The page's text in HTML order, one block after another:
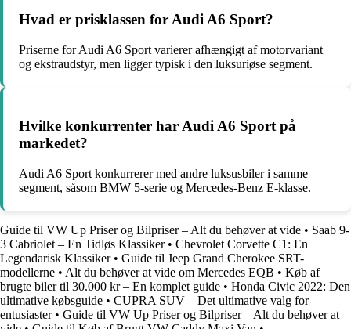
Hvad er prisklassen for Audi A6 Sport?
Priserne for Audi A6 Sport varierer afhængigt af motorvariant
og ekstraudstyr, men ligger typisk i den luksuriøse segment.
Hvilke konkurrenter har Audi A6 Sport på
markedet?
Audi A6 Sport konkurrerer med andre luksusbiler i samme
segment, såsom BMW 5-serie og Mercedes-Benz E-klasse.
Guide til VW Up Priser og Bilpriser – Alt du behøver at vide • Saab 9-
3 Cabriolet – En Tidløs Klassiker• Chevrolet Corvette C1: En
Legendarisk Klassiker• Guide til Jeep Grand Cherokee SRT-
modellerne • Alt du behøver at vide om Mercedes EQB • Køb af
brugte biler til 30.000 kr – En komplet guide • Honda Civic 2022: Den
ultimative købsguide • CUPRA SUV – Det ultimative valg for
entusiaster• Guide til VW Up Priser og Bilpriser – Alt du behøver at